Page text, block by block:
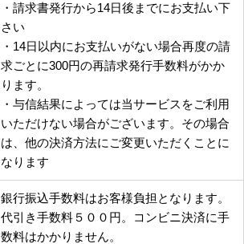
・請求書発行から14日後までにお支払い下
さい
・14日以内にお支払いがない場合再度の請
求ごとに300円の再請求発行手数料がかか
ります。
・与信結果によっては当サービスをご利用
いただけない場合がございます。その場合
は、他の決済方法にご変更いただくことに
なります
銀行振込手数料はお客様負担となります。
代引き手数料５００円。コンビニ決済に手
数料はかかりません。